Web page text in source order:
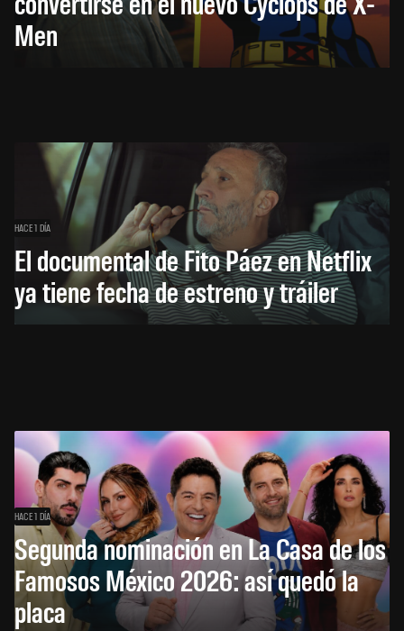
Men
HACE 1 DÍA
El documental de Fito Páez en Netflix
ya tiene fecha de estreno y tráiler
HACE 1 DÍA
Segunda nominación en La Casa de los
Famosos México 2026: así quedó la
placa